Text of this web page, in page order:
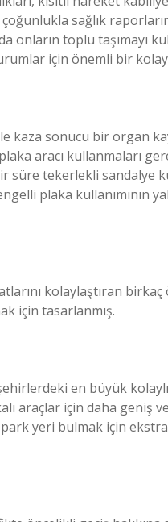
çoğunlukla sağlık
toplu taşımayı
için önemli bir
sonucu bir organ
aracı kullanmaları
süre tekerlekli sandalye
plaka kullanımının
kolaylaştıran
için tasarlanmış.
en büyük
araçlar için daha geniş
yeri bulmak için ekstra